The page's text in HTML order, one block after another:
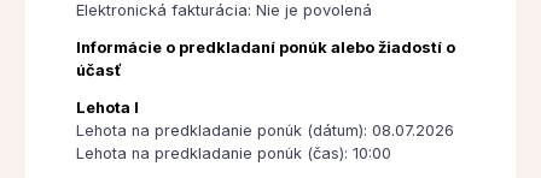
Elektronická fakturácia: Nie je povolená
Informácie o predkladaní ponúk alebo žiadostí o
účasť
Lehota I
Lehota na predkladanie ponúk (dátum): 08.07.2026
Lehota na predkladanie ponúk (čas): 10:00